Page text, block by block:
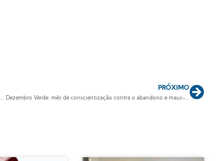
Petiscos: reforço positivo para nutrição e recompensa saudável para seu pet
PRÓXIMO
Dezembro Verde: mês de conscientização contra o abandono e maus-tratos aos animais